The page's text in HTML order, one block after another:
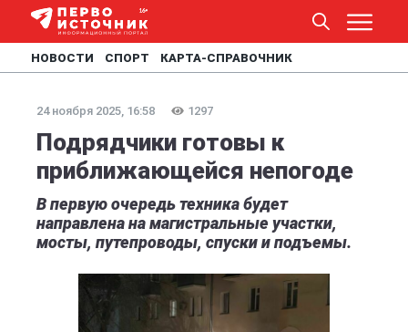
НОВОСТИ СПОРТ КАРТА-СПРАВОЧНИК
24 ноября 2025, 16:58 1297
Подрядчики готовы к
приближающейся непогоде
В первую очередь техника будет
направлена на магистральные участки,
мосты, путепроводы, спуски и подъемы.